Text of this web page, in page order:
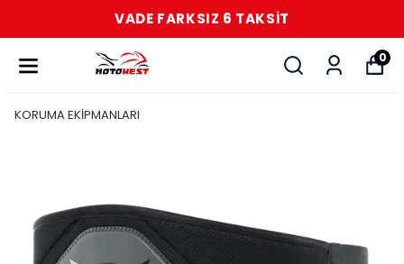
VADE FARKSIZ 6 TAKSİT
0
KORUMA EKİPMANLARI